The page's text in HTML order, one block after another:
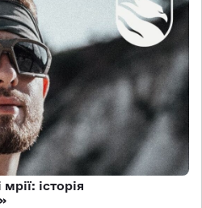
історія